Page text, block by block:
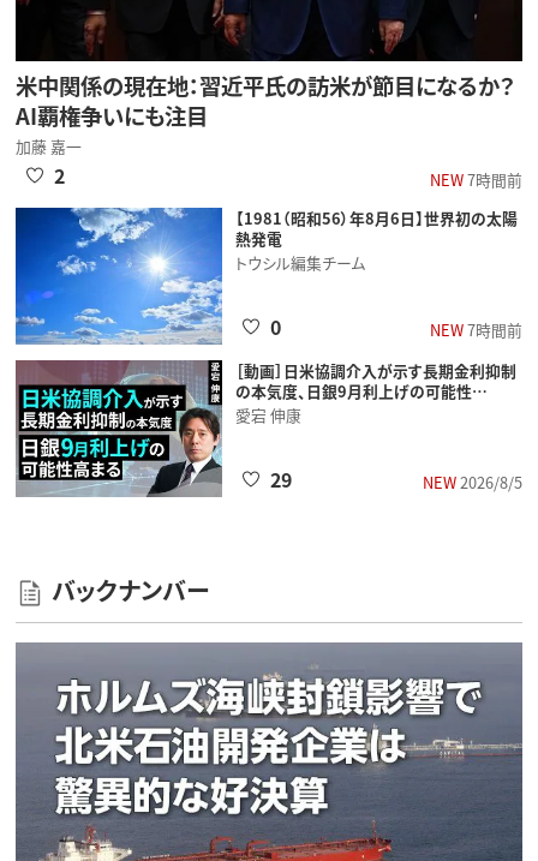
米中関係の現在地：習近平氏の訪米が節目になるか？
AI覇権争いにも注目
加藤 嘉一
NEW7時間前
2
【1981（昭和56）年8月6日】世界初の太陽
熱発電
トウシル編集チーム
NEW7時間前
0
［動画］日米協調介入が示す長期金利抑制
の本気度、日銀9月利上げの可能性…
愛宕 伸康
NEW2026/8/5
29
バックナンバー